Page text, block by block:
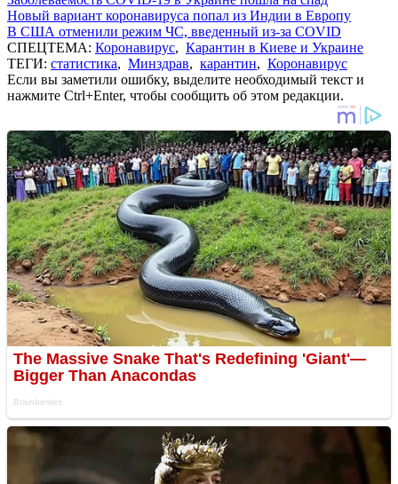
Новый вариант коронавируса попал из Индии в Европу
В США отменили режим ЧС, введенный из-за COVID
СПЕЦТЕМА: Коронавирус, Карантин в Киеве и Украине
ТЕГИ: статистика, Минздрав, карантин, Коронавирус
Если вы заметили ошибку, выделите необходимый текст и
нажмите Ctrl+Enter, чтобы сообщить об этом редакции.